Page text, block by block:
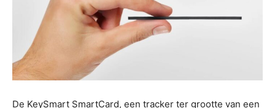
AI-
De KeySmart SmartCard, een tracker ter grootte van een